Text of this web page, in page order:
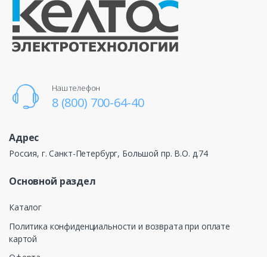
Наш телефон
8 (800) 700-64-40
Адрес
Россия, г. Санкт-Петербург, Большой пр. В.О. д.74
Основной раздел
Каталог
Политика конфиденциальности и возврата при оплате
картой